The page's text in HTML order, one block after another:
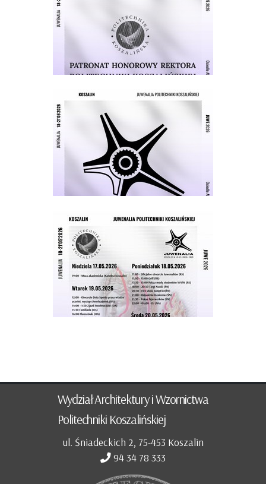
Wydział Architektury i Wzornictwa
Politechniki Koszalińskiej
ul. Śniadeckich 2, 75-453 Koszalin
94 34 78 333